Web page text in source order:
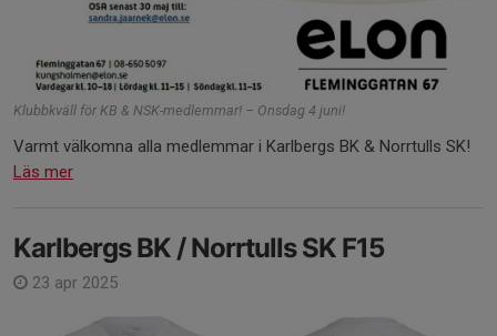
Klubbkväll för KB & NSK-medlemmar! – Onsdag 4 juni!
Varmt välkomna alla medlemmar i Karlbergs BK & Norrtulls SK!
Läs mer
Karlbergs BK / Norrtulls SK F15
23 apr 2025